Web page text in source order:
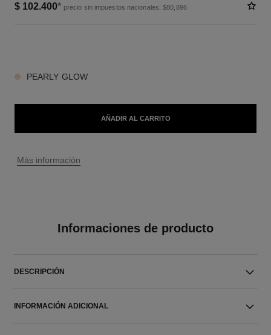
$ 102.400* precio sin impuestos nacionales: $80,896
PEARLY GLOW
AÑADIR AL CARRITO
↩
Más información
Informaciones de producto
DESCRIPCIÓN
INFORMACIÓN ADICIONAL